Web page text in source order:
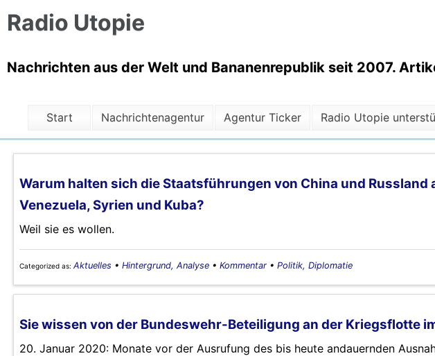
Radio Utopie
Nachrichten aus der Welt und Bananenrepublik seit 2007.
Start Nachrichtenagentur Agentur Ticker Radio Utopie
Warum halten sich die Staatsführungen von China und Russland
Venezuela, Syrien und Kuba?
Weil sie es wollen.
Categorized as: Aktuelles • Hintergrund, Analyse • Kommentar • Politik, Diplomatie
Sie wissen von der Bundeswehr-Beteiligung an der Kriegsflotte
20. Januar 2020: Monate vor der Ausrufung des bis heute andauernden